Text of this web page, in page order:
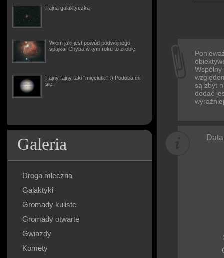
Fajna galaktyczka
Wiem jaki jest powód podwójnego
spajka. Chyba w tym roku to zrobię
Fajny fajny taki "mięciutki" :) Podoba mi
się.
Galeria
Droga mleczna
Galaktyki
Gromady kuliste
Gromady otwarte
Gwiazdy
Komety
Wspólny
są zbyt
dodać